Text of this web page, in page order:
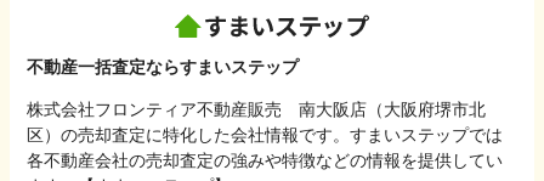
不動産一括査定ならすまいステップ
株式会社フロンティア不動産販売 南大阪店（大阪府堺市北
区）の売却査定に特化した会社情報です。すまいステップでは
各不動産会社の売却査定の強みや特徴などの情報を提供してい